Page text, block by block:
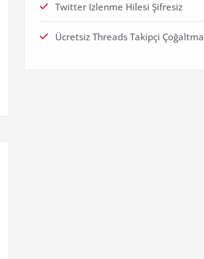
Twitter Izlenme Hilesi Şifresiz
Ücretsiz Threads Takipçi Çoğaltma